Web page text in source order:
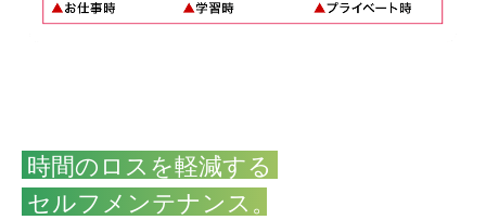
時間のロスを軽減する
セルフメンテナンス。